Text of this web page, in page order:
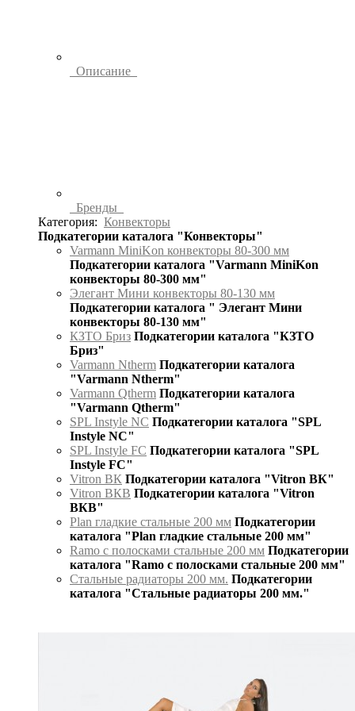
Описание
Бренды
Категория: Конвекторы
Подкатегории каталога "Конвекторы"
Varmann MiniKon конвекторы 80-300 мм
Подкатегории каталога "Varmann MiniKon
конвекторы 80-300 мм"
Элегант Мини конвекторы 80-130 мм
Подкатегории каталога " Элегант Мини
конвекторы 80-130 мм"
КЗТО Бриз Подкатегории каталога "КЗТО
Бриз"
Varmann Ntherm Подкатегории каталога
"Varmann Ntherm"
Varmann Qtherm Подкатегории каталога
"Varmann Qtherm"
SPL Instyle NC Подкатегории каталога "SPL
Instyle NC"
SPL Instyle FC Подкатегории каталога "SPL
Instyle FC"
Vitron ВК Подкатегории каталога "Vitron ВК"
Vitron ВКВ Подкатегории каталога "Vitron
ВКВ"
Plan гладкие стальные 200 мм Подкатегории
каталога "Plan гладкие стальные 200 мм"
Ramo с полосками стальные 200 мм Подкатегории
каталога "Ramo с полосками стальные 200 мм"
Стальные радиаторы 200 мм. Подкатегории
каталога "Стальные радиаторы 200 мм."